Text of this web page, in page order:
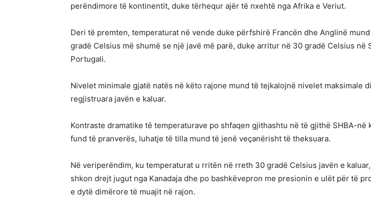
perëndimore të kontinentit, duke tërhequr ajër të nxehtë nga Afrika e Veriut.
Deri të premten, temperaturat në vende duke përfshirë Francën dhe Anglinë
gradë Celsius më shumë se një javë më parë, duke arritur në 30 gradë Celsius në
Portugali.
Nivelet minimale gjatë natës në këto rajone mund të tejkalojnë nivelet maksimale
regjistruara javën e kaluar.
Kontraste dramatike të temperaturave po shfaqen gjithashtu në të gjithë SHBA-në
fund të pranverës, luhatje të tilla mund të jenë veçanërisht të theksuara.
Në veriperëndim, ku temperaturat u rritën në rreth 30 gradë Celsius javën e
shkon drejt jugut nga Kanadaja dhe po bashkëvepron me presionin e ulët për të
e dytë dimërore të muajit në rajon.